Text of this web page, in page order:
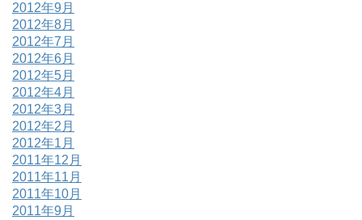
2012年9月
2012年8月
2012年7月
2012年6月
2012年5月
2012年4月
2012年3月
2012年2月
2012年1月
2011年12月
2011年11月
2011年10月
2011年9月